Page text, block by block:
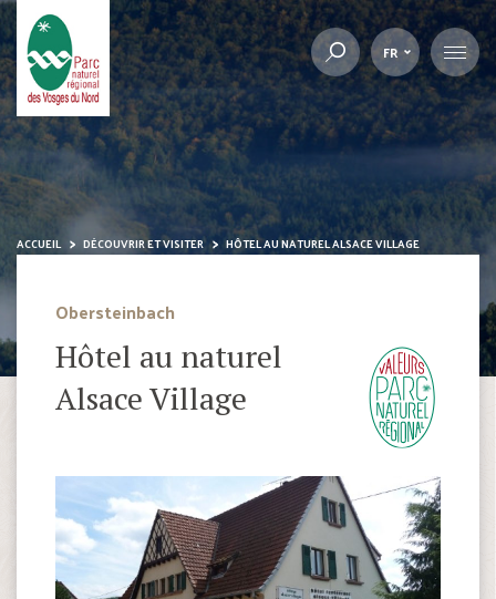
FR
ACCUEIL DÉCOUVRIR ET VISITER HÔTEL AU NATUREL ALSACE VILLAGE
Obersteinbach
Hôtel au naturel
Alsace Village